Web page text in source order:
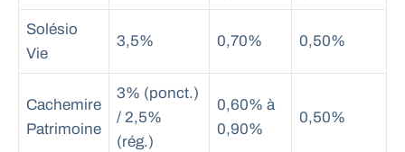
Solésio
Vie
3,5% 0,70% 0,50%
Cachemire
Patrimoine
3% (ponct.)
/ 2,5%
(rég.)
0,60% à
0,90%
0,50%